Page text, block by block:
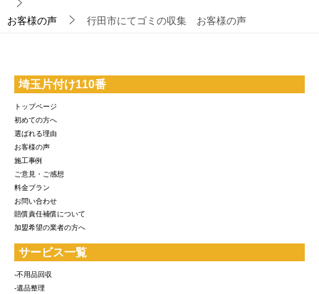
お客様の声 行田市にてゴミの収集 お客様の声
埼玉片付け110番
トップページ
初めての方へ
選ばれる理由
お客様の声
施工事例
ご意見・ご感想
料金プラン
お問い合わせ
賠償責任補償について
加盟希望の業者の方へ
サービス一覧
-不用品回収
-遺品整理